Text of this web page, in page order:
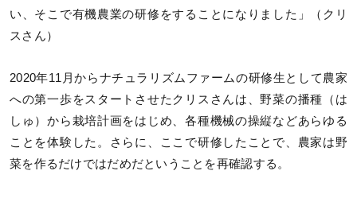
い、そこで有機農業の研修をすることになりました」（クリ
スさん）
2020年11月からナチュラリズムファームの研修生として農家
への第一歩をスタートさせたクリスさんは、野菜の播種（は
しゅ）から栽培計画をはじめ、各種機械の操縦などあらゆる
ことを体験した。さらに、ここで研修したことで、農家は野
菜を作るだけではだめだということを再確認する。